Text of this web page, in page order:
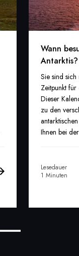
Wann
Antarktis?
Sie sind
Zeitpunkt für
Dieser
zu den
Ihnen bei der
Frühjahr
Wildtieren
des
Lesedauer
1 Minuten